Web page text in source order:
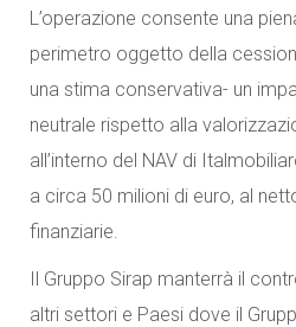
L’operazione consente una
perimetro oggetto della
una stima conservativa- un
neutrale rispetto alla
all’interno del NAV di
a circa 50 milioni di euro, al
finanziarie.
Il Gruppo Sirap manterrà il
altri settori e Paesi dove il